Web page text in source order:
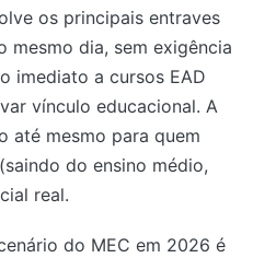
os principais entraves
mesmo dia, sem exigência
imediato a cursos EAD
vínculo educacional. A
até mesmo para quem
do ensino médio,
real.
do MEC em 2026 é